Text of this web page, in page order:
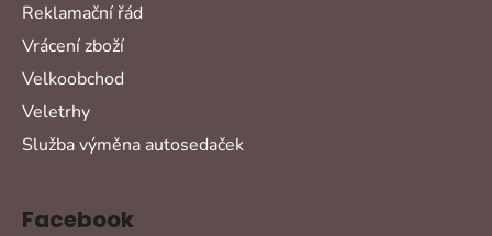
Reklamační řád
Vrácení zboží
Velkoobchod
Veletrhy
Služba výměna autosedaček
Facebook